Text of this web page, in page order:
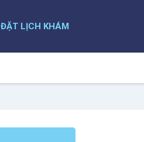
ĐẶT LỊCH KHÁM